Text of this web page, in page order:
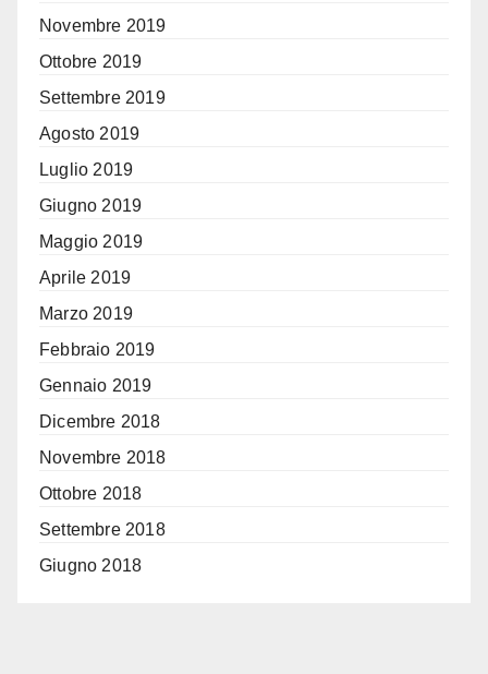
Novembre 2019
Ottobre 2019
Settembre 2019
Agosto 2019
Luglio 2019
Giugno 2019
Maggio 2019
Aprile 2019
Marzo 2019
Febbraio 2019
Gennaio 2019
Dicembre 2018
Novembre 2018
Ottobre 2018
Settembre 2018
Giugno 2018